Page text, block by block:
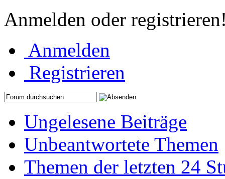
Anmelden oder
Anmelden
Registrieren
Ungelesene Beiträge
Unbeantwortete Themen
Themen der letzten 24